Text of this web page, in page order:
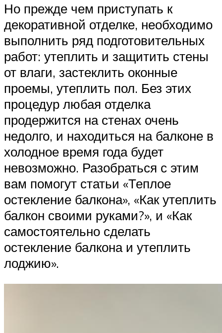
Но прежде чем приступать к
декоративной отделке, необходимо
выполнить ряд подготовительных
работ: утеплить и защитить стены
от влаги, застеклить оконные
проемы, утеплить пол. Без этих
процедур любая отделка
продержится на стенах очень
недолго, и находиться на балконе в
холодное время года будет
невозможно. Разобраться с этим
вам помогут статьи «Теплое
остекление балкона», «Как утеплить
балкон своими руками?», и «Как
самостоятельно сделать
остекление балкона и утеплить
лоджию».